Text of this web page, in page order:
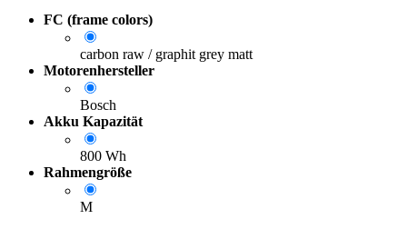
FC (frame colors)
carbon raw / graphit grey matt
Motorenhersteller
Bosch
Akku Kapazität
800 Wh
Rahmengröße
M